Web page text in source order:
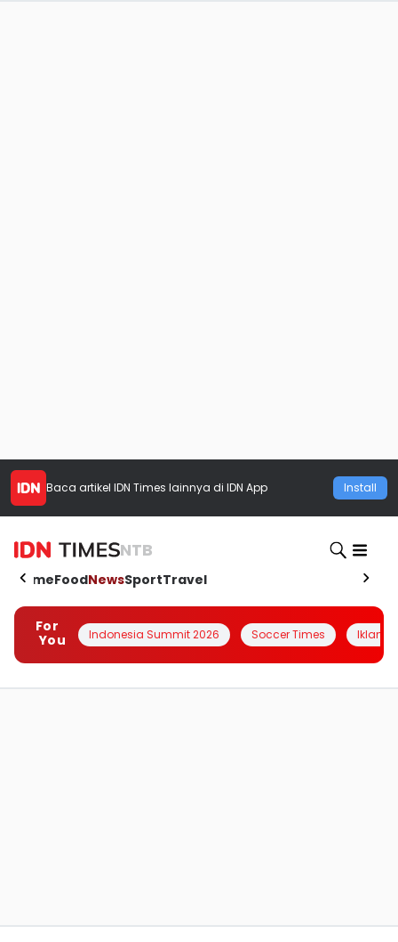
Baca artikel IDN Times lainnya di IDN App Install
NTB
HomeFoodNewsSportTravel
For
You
Indonesia Summit 2026 Soccer Times Iklanin